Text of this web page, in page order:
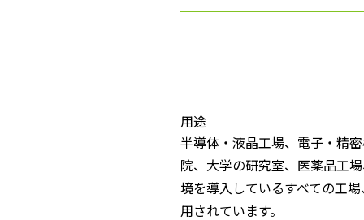
用途
半導体・液晶工場、電子・精
院、大学の研究室、医薬品工
境を導入しているすべての工
用されています。